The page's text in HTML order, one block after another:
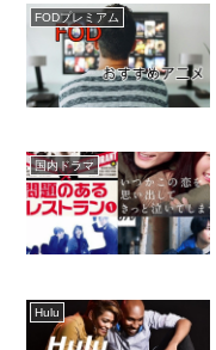
FODプレミアム
国内ドラマ
Hulu